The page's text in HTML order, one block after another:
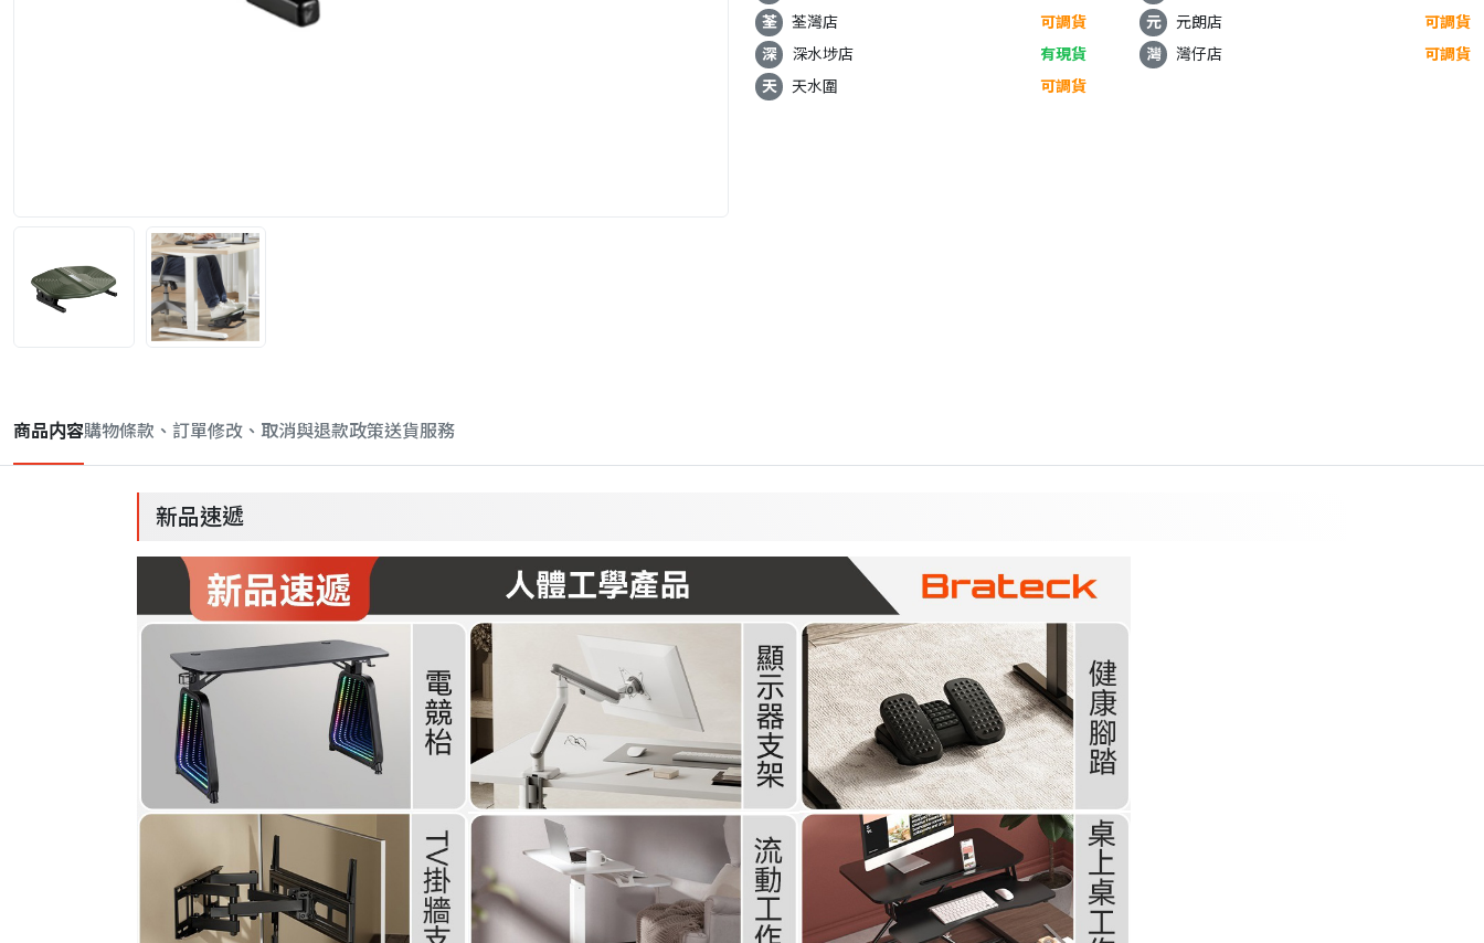
荃
荃灣店 可調貨 元 元朗店
可調貨
深
深水埗店 有現貨 灣 灣仔店
可調貨
天
天水圍 可調貨
商品内容購物條款、訂單修改、取消與退款政策送貨服務
新品速遞